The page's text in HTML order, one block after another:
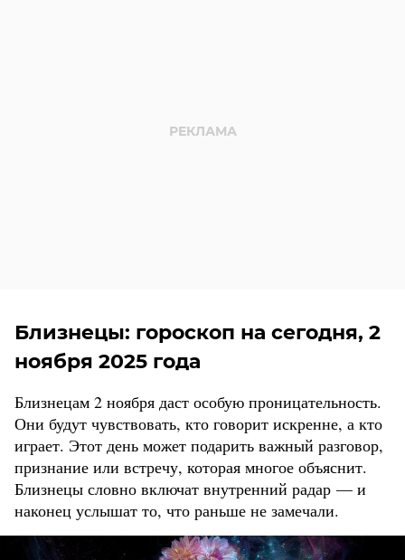
Близнецы: гороскоп на сегодня, 2
ноября 2025 года
Близнецам 2 ноября даст особую проницательность.
Они будут чувствовать, кто говорит искренне, а кто
играет. Этот день может подарить важный разговор,
признание или встречу, которая многое объяснит.
Близнецы словно включат внутренний радар — и
наконец услышат то, что раньше не замечали.